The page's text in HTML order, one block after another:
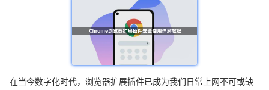
在当今数字化时代，浏览器扩展插件已成为我们日常上网不可或缺